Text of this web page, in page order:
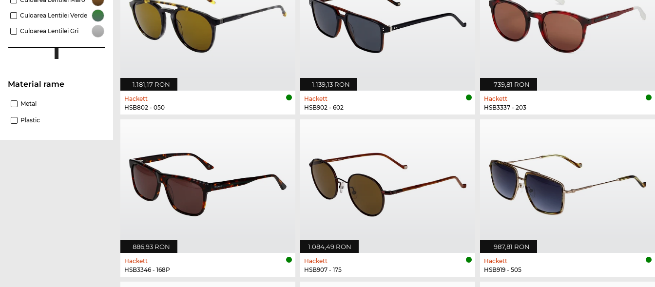
Culoarea Lentilei Verde
Culoarea Lentilei Gri
Material rame
Metal
Plastic
1.181,17 RON
Hackett
HSB802 - 050
1.139,13 RON
Hackett
HSB902 - 602
739,81 RON
Hackett
HSB3337 - 203
886,93 RON
Hackett
HSB3346 - 168P
1.084,49 RON
Hackett
HSB907 - 175
987,81 RON
Hackett
HSB919 - 505